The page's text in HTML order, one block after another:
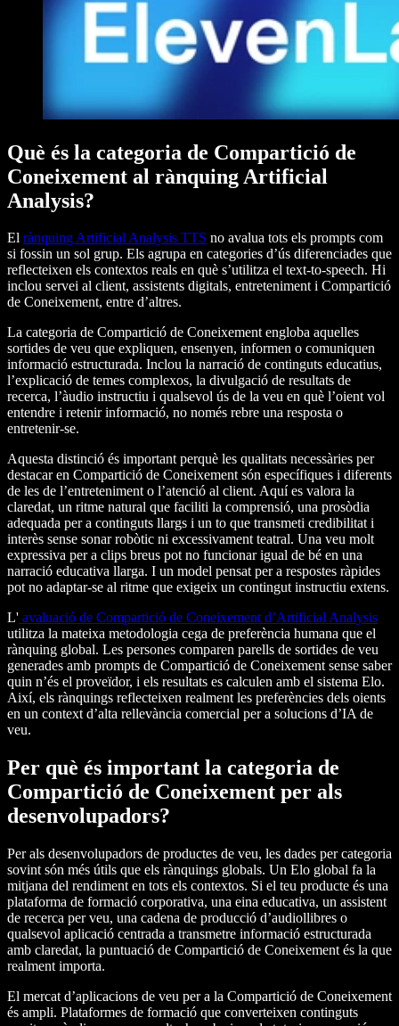
Què és la categoria de Compartició de
Coneixement al rànquing Artificial
Analysis?
El rànquing Artificial Analysis TTS no avalua tots els prompts com
si fossin un sol grup. Els agrupa en categories d’ús diferenciades que
reflecteixen els contextos reals en què s’utilitza el text-to-speech. Hi
inclou servei al client, assistents digitals, entreteniment i Compartició
de Coneixement, entre d’altres.
La categoria de Compartició de Coneixement engloba aquelles
sortides de veu que expliquen, ensenyen, informen o comuniquen
informació estructurada. Inclou la narració de continguts educatius,
l’explicació de temes complexos, la divulgació de resultats de
recerca, l’àudio instructiu i qualsevol ús de la veu en què l’oient vol
entendre i retenir informació, no només rebre una resposta o
entretenir-se.
Aquesta distinció és important perquè les qualitats necessàries per
destacar en Compartició de Coneixement són específiques i diferents
de les de l’entreteniment o l’atenció al client. Aquí es valora la
claredat, un ritme natural que faciliti la comprensió, una prosòdia
adequada per a continguts llargs i un to que transmeti credibilitat i
interès sense sonar robòtic ni excessivament teatral. Una veu molt
expressiva per a clips breus pot no funcionar igual de bé en una
narració educativa llarga. I un model pensat per a respostes ràpides
pot no adaptar-se al ritme que exigeix un contingut instructiu extens.
L' avaluació de Compartició de Coneixement d’Artificial Analysis
utilitza la mateixa metodologia cega de preferència humana que el
rànquing global. Les persones comparen parells de sortides de veu
generades amb prompts de Compartició de Coneixement sense saber
quin n’és el proveïdor, i els resultats es calculen amb el sistema Elo.
Així, els rànquings reflecteixen realment les preferències dels oients
en un context d’alta rellevància comercial per a solucions d’IA de
veu.
Per què és important la categoria de
Compartició de Coneixement per als
desenvolupadors?
Per als desenvolupadors de productes de veu, les dades per categoria
sovint són més útils que els rànquings globals. Un Elo global fa la
mitjana del rendiment en tots els contextos. Si el teu producte és una
plataforma de formació corporativa, una eina educativa, un assistent
de recerca per veu, una cadena de producció d’audiollibres o
qualsevol aplicació centrada a transmetre informació estructurada
amb claredat, la puntuació de Compartició de Coneixement és la que
realment importa.
El mercat d’aplicacions de veu per a la Compartició de Coneixement
és ampli. Plataformes de formació que converteixen continguts